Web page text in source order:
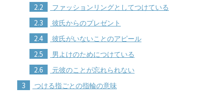
2.2 ファッションリングとしてつけている
2.3 彼氏からのプレゼント
2.4 彼氏がいないことのアピール
2.5 男よけのためにつけている
2.6 元彼のことが忘れられない
3 つける指ごとの指輪の意味